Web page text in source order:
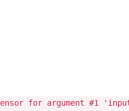
for argument #1